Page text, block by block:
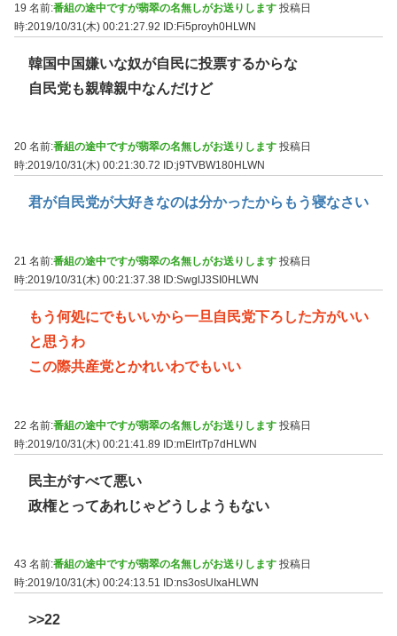
19 名前:番組の途中ですが翡翠の名無しがお送りします 投稿日
時:2019/10/31(木) 00:21:27.92 ID:Fi5proyh0HLWN
韓国中国嫌いな奴が自民に投票するからな
自民党も親韓親中なんだけど
20 名前:番組の途中ですが翡翠の名無しがお送りします 投稿日
時:2019/10/31(木) 00:21:30.72
ID:j9TVBW180HLWN
君が自民党が大好きなのは分かったからもう寝なさい
21 名前:番組の途中ですが翡翠の名無しがお送りします 投稿日
時:2019/10/31(木) 00:21:37.38 ID:SwglJ3SI0HLWN
もう何処にでもいいから一旦自民党下ろした方がいい
と思うわ
この際共産党とかれいわでもいい
22 名前:番組の途中ですが翡翠の名無しがお送りします 投稿日
時:2019/10/31(木) 00:21:41.89 ID:mElrtTp7dHLWN
民主がすべて悪い
政権とってあれじゃどうしようもない
43 名前:番組の途中ですが翡翠の名無しがお送りします 投稿日
時:2019/10/31(木) 00:24:13.51
ID:ns3osUIxaHLWN
>>22